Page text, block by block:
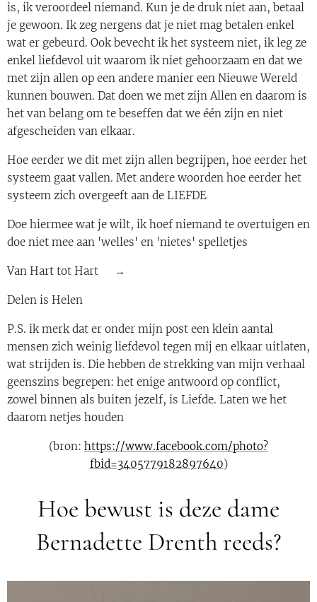
is, ik veroordeel niemand. Kun je de druk niet aan, betaal
je gewoon. Ik zeg nergens dat je niet mag betalen enkel
wat er gebeurd. Ook bevecht ik het systeem niet, ik leg ze
enkel liefdevol uit waarom ik niet gehoorzaam en dat we
met zijn allen op een andere manier een Nieuwe Wereld
kunnen bouwen. Dat doen we met zijn Allen en daarom is
het van belang om te beseffen dat we één zijn en niet
afgescheiden van elkaar.
Hoe eerder we dit met zijn allen begrijpen, hoe eerder het
systeem gaat vallen. Met andere woorden hoe eerder het
systeem zich overgeeft aan de LIEFDE 🙏💛🙏
Doe hiermee wat je wilt, ik hoef niemand te overtuigen en
doe niet mee aan 'welles' en 'nietes' spelletjes✌️
Van Hart tot Hart 💛→💛
Delen is Helen 🙏
P.S. ik merk dat er onder mijn post een klein aantal
mensen zich weinig liefdevol tegen mij en elkaar uitlaten,
wat strijden is. Die hebben de strekking van mijn verhaal
geenszins begrepen: het enige antwoord op conflict,
zowel binnen als buiten jezelf, is Liefde. Laten we het
daarom netjes houden 💛
(bron: https://www.facebook.com/photo?
fbid=3405779182897640)
Hoe bewust is deze dame
Bernadette Drenth reeds?